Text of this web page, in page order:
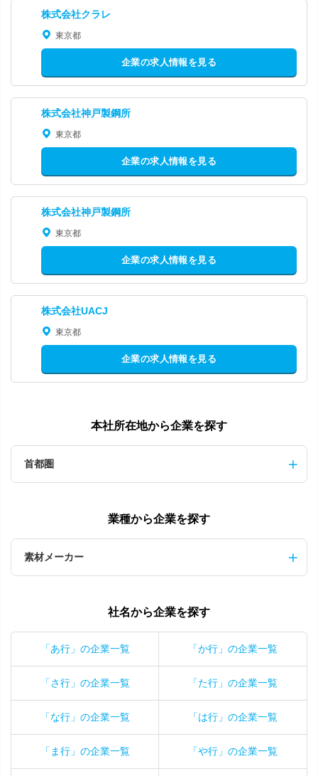
株式会社クラレ
東京都
企業の求人情報を見る
株式会社神戸製鋼所
東京都
企業の求人情報を見る
株式会社神戸製鋼所
東京都
企業の求人情報を見る
株式会社UACJ
東京都
企業の求人情報を見る
本社所在地から企業を探す
首都圏
業種から企業を探す
素材メーカー
社名から企業を探す
「あ行」の企業一覧 「か行」の企業一覧
「さ行」の企業一覧 「た行」の企業一覧
「な行」の企業一覧 「は行」の企業一覧
「ま行」の企業一覧 「や行」の企業一覧